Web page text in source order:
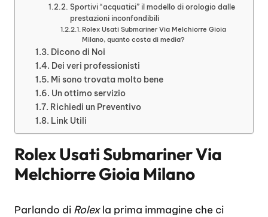
Sportivi “acquatici” il modello di orologio dalle
prestazioni inconfondibili
Rolex Usati Submariner Via Melchiorre Gioia
Milano, quanto costa di media?
Dicono di Noi
Dei veri professionisti
Mi sono trovata molto bene
Un ottimo servizio
Richiedi un Preventivo
Link Utili
Rolex Usati Submariner Via
Melchiorre Gioia Milano
Parlando di Rolexla prima immagine che ci